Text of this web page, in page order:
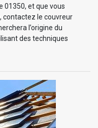
01350, et que vous
contactez le couvreur
l’origine du
des techniques